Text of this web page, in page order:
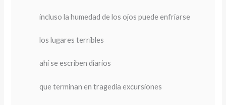
incluso la humedad de los ojos puede enfriarse
los lugares terribles
ahí se escriben diarios
que terminan en tragedia excursiones